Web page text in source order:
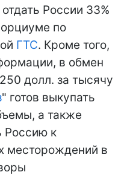
отдать России 33%
по
ГТС. Кроме того,
в обмен
долл. за тысячу
" готов выкупать
а также
Россию к
месторождений в